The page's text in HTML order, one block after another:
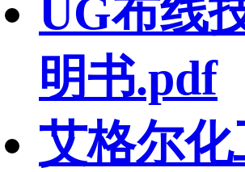
UG布线
明书.pdf
艾格尔